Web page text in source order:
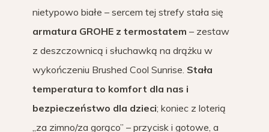
nietypowo białe – sercem tej strefy stała się
armatura GROHE z termostatem – zestaw
z deszczownicą i słuchawką na drążku w
wykończeniu Brushed Cool Sunrise. Stała
temperatura to komfort dla nas i
bezpieczeństwo dla dzieci; koniec z loterią
„za zimno/za gorąco” – przycisk i gotowe, a